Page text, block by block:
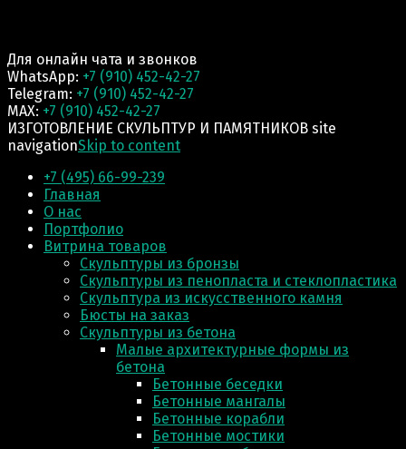
Для онлайн чата и звонков
WhatsApp: +7 (910) 452-42-27
Telegram: +7 (910) 452-42-27
MAX: +7 (910) 452-42-27
ИЗГОТОВЛЕНИЕ СКУЛЬПТУР И ПАМЯТНИКОВ site
navigationSkip to content
+7 (495) 66-99-239
Главная
О нас
Портфолио
Витрина товаров
Скульптуры из бронзы
Скульптуры из пенопласта и стеклопластика
Скульптура из искусственного камня
Бюсты на заказ
Скульптуры из бетона
Малые архитектурные формы из
бетона
Бетонные беседки
Бетонные мангалы
Бетонные корабли
Бетонные мостики